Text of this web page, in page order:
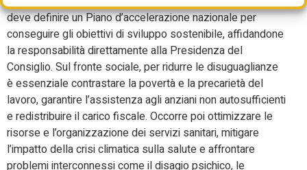
deve definire un Piano d’accelerazione nazionale per
conseguire gli obiettivi di sviluppo sostenibile, affidandone
la responsabilità direttamente alla Presidenza del
Consiglio. Sul fronte sociale, per ridurre le disuguaglianze
è essenziale contrastare la povertà e la precarietà del
lavoro, garantire l’assistenza agli anziani non autosufficienti
e redistribuire il carico fiscale. Occorre poi ottimizzare le
risorse e l’organizzazione dei servizi sanitari, mitigare
l’impatto della crisi climatica sulla salute e affrontare
problemi interconnessi come il disagio psichico, le